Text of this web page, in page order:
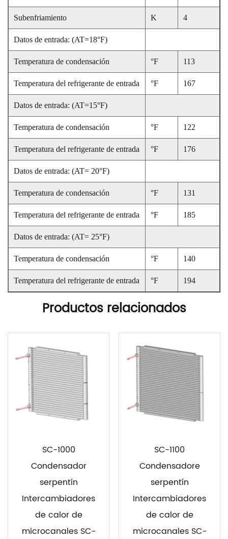
Subenfriamiento K 4
Datos de entrada: (AT=18°F)
Temperatura de condensación °F 113
Temperatura del refrigerante de entrada °F 167
Datos de entrada: (AT=15°F)
Temperatura de condensación °F 122
Temperatura del refrigerante de entrada °F 176
Datos de entrada: (AT= 20°F)
Temperatura de condensación °F 131
Temperatura del refrigerante de entrada °F 185
Datos de entrada: (AT= 25°F)
Temperatura de condensación °F 140
Temperatura del refrigerante de entrada °F 194
Productos relacionados
SC-1000
Condensador
serpentín
Intercambiadores
de calor de
microcanales SC-
SC-1100
Condensadore
serpentín
Intercambiadores
de calor de
microcanales SC-